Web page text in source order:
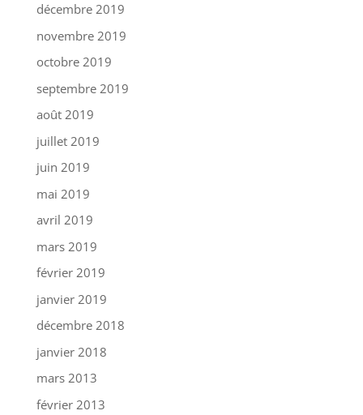
décembre 2019
novembre 2019
octobre 2019
septembre 2019
août 2019
juillet 2019
juin 2019
mai 2019
avril 2019
mars 2019
février 2019
janvier 2019
décembre 2018
janvier 2018
mars 2013
février 2013